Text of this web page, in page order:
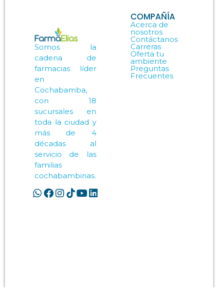
Somos la
cadena de
farmacias líder
en
Cochabamba,
con 18
sucursales en
toda la ciudad y
más de 4
décadas al
servicio de las
familias
cochabambinas.
COMPAÑÍA
Acerca de
nosotros
Contáctanos
Carreras
Oferta tu
ambiente
Preguntas
Frecuentes